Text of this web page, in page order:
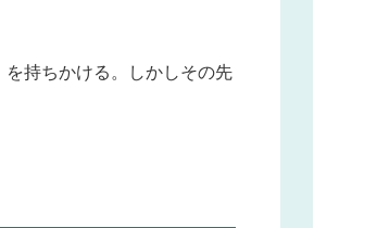
持ちかける。しかしその先